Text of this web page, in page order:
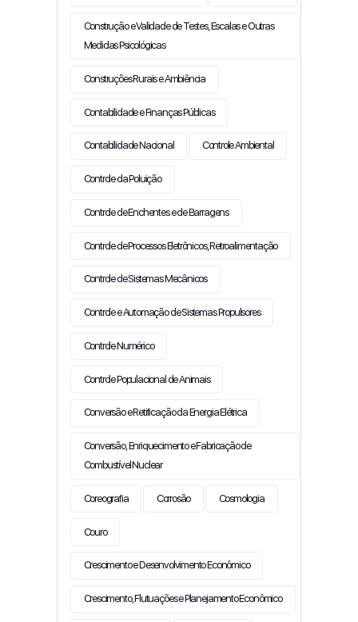
Construção e Validade de Testes, Escalas e Outras
Medidas Psicológicas
Construções Rurais e Ambiência
Contabilidade e Finanças Públicas
Contabilidade Nacional Controle Ambiental
Controle da Poluição
Controle de Enchentes e de Barragens
Controle de Processos Eletrônicos, Retroalimentação
Controle de Sistemas Mecânicos
Controle e Automação de Sistemas Propulsores
Controle Numérico
Controle Populacional de Animais
Conversão e Retificação da Energia Elétrica
Conversão, Enriquecimento e Fabricação de
Combustível Nuclear
Coreografia Corrosão Cosmologia
Couro
Crescimento e Desenvolvimento Econômico
Crescimento, Flutuações e Planejamento Econômico